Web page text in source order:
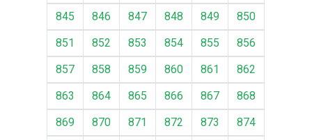
845
846 847 848 849
850
851
852 853 854 855
856
857
858 859 860 861
862
863
864 865 866 867
868
869
870 871 872 873
874